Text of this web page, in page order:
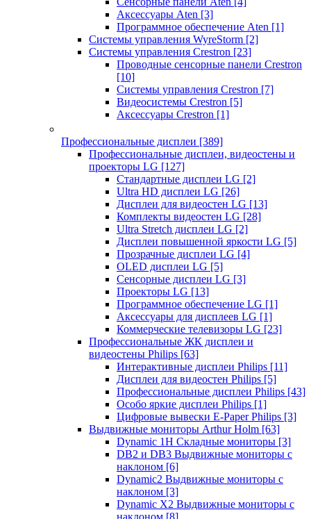
Аксессуары Aten [3]
Программное обеспечение Aten [1]
Системы управления WyreStorm [2]
Системы управления Crestron [23]
Проводные сенсорные панели Crestron
[10]
Системы управления Crestron [7]
Видеосистемы Crestron [5]
Аксессуары Crestron [1]
Профессиональные дисплеи [389]
Профессиональные дисплеи, видеостены и
проекторы LG [127]
Стандартные дисплеи LG [2]
Ultra HD дисплеи LG [26]
Дисплеи для видеостен LG [13]
Комплекты видеостен LG [28]
Ultra Stretch дисплеи LG [2]
Дисплеи повышенной яркости LG [5]
Прозрачные дисплеи LG [4]
OLED дисплеи LG [5]
Сенсорные дисплеи LG [3]
Проекторы LG [13]
Программное обеспечение LG [1]
Аксессуары для дисплеев LG [1]
Коммерческие телевизоры LG [23]
Профессиональные ЖК дисплеи и
видеостены Philips [63]
Интерактивные дисплеи Philips [11]
Дисплеи для видеостен Philips [5]
Профессиональные дисплеи Philips [43]
Особо яркие дисплеи Philips [1]
Цифровые вывески E-Paper Philips [3]
Выдвижные мониторы Arthur Holm [63]
Dynamic 1Н Складные мониторы [3]
DB2 и DB3 Выдвижные мониторы с
наклоном [6]
Dynamic2 Выдвижные мониторы с
наклоном [3]
Dynamic X2 Выдвижные мониторы с
наклоном [8]